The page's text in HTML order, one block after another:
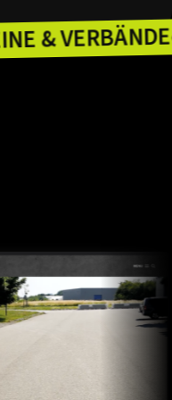
●VEREINE &